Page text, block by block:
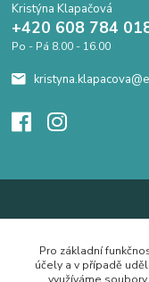
Kristýna Klapačová
+420 608 784
Po - Pá 8.00 - 16.00
Pro základní
účely a v případě
využíváme